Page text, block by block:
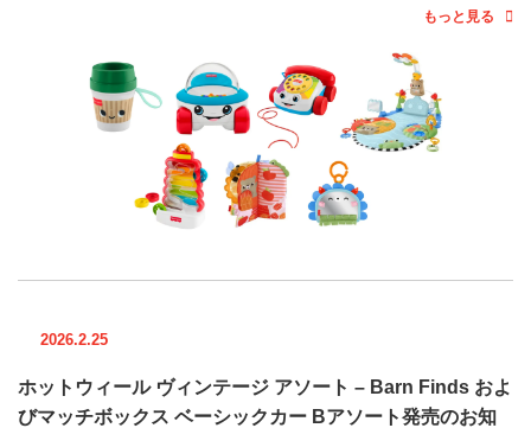
もっと見る
2026.2.25
ホットウィール ヴィンテージ アソート – Barn Finds およ
びマッチボックス ベーシックカー Bアソート発売のお知